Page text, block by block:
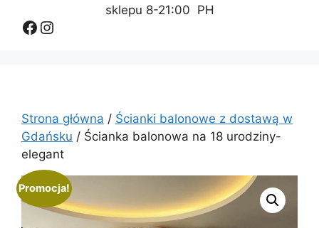
sklepu 8-21:00 PH
Facebook
Instagram
Strona główna / Ścianki balonowe z dostawą w
Gdańsku / Ścianka balonowa na 18 urodziny-
elegant
Promocja!